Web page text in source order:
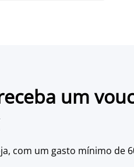
um
com um gasto mínimo de